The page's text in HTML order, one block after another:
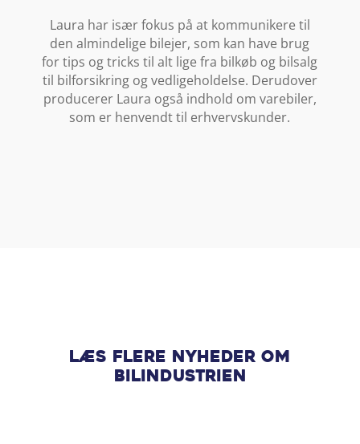
Laura har især fokus på at kommunikere til
den almindelige bilejer, som kan have brug
for tips og tricks til alt lige fra bilkøb og bilsalg
til bilforsikring og vedligeholdelse. Derudover
producerer Laura også indhold om varebiler,
som er henvendt til erhvervskunder.
Læs flere nyheder om
bilindustrien